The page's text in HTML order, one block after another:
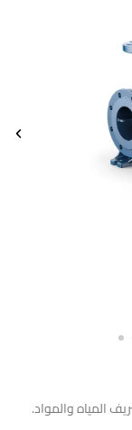
المياه والمواد.